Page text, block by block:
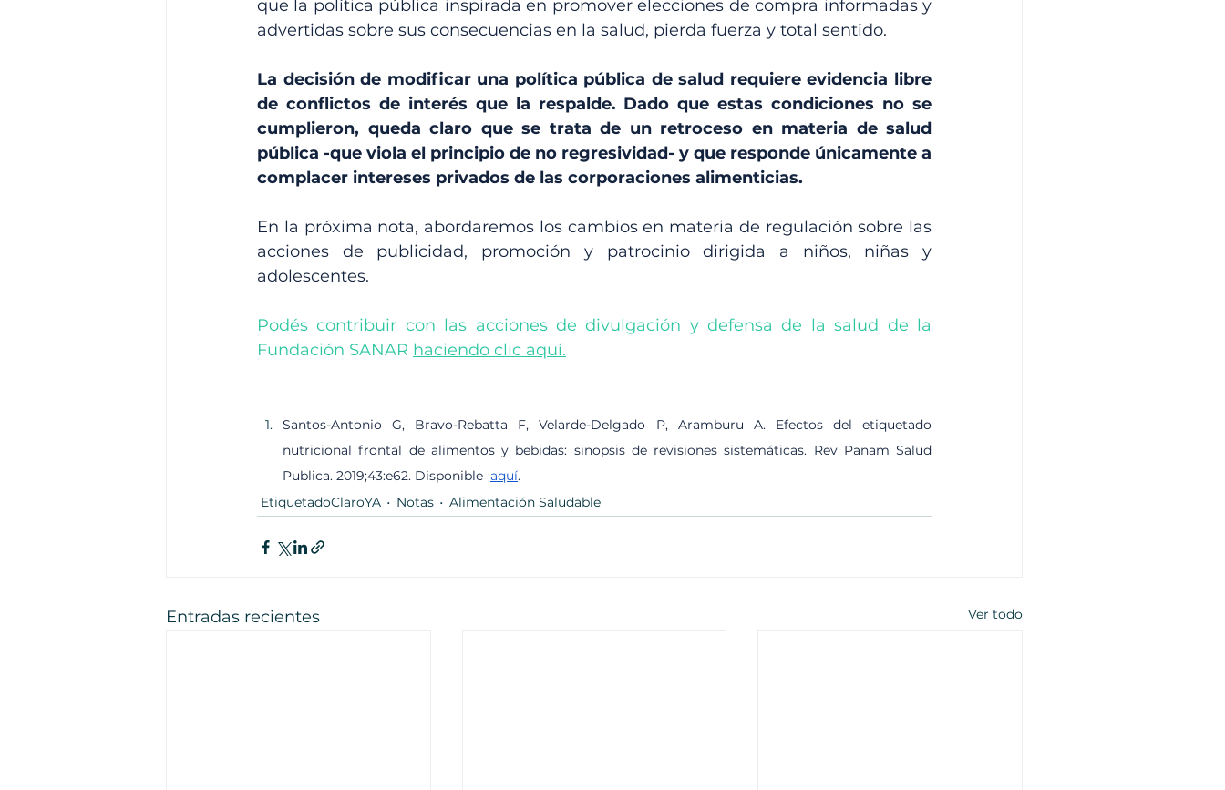
que la política pública inspirada en promover elecciones de compra informadas y
advertidas sobre sus consecuencias en la salud, pierda fuerza y total sentido.
La decisión de modificar una política pública de salud requiere evidencia libre
de conflictos de interés que la respalde. Dado que estas condiciones no se
cumplieron, queda claro que se trata de un retroceso en materia de salud
pública -que viola el principio de no regresividad- y que responde únicamente a
complacer intereses privados de las corporaciones alimenticias.
En la próxima nota, abordaremos los cambios en materia de regulación sobre las
acciones de publicidad, promoción y patrocinio dirigida a niños, niñas y
adolescentes.
Podés contribuir con las acciones de divulgación y defensa de la salud de la
Fundación SANAR haciendo clic aquí.
Santos-Antonio G, Bravo-Rebatta F, Velarde-Delgado P, Aramburu A. Efectos del etiquetado
nutricional frontal de alimentos y bebidas: sinopsis de revisiones sistemáticas. Rev Panam Salud
Publica. 2019;43:e62. Disponible aquí.
EtiquetadoClaroYA
Notas Alimentación Saludable
Entradas recientes Ver todo